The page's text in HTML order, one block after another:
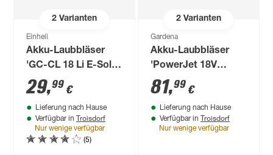
2Varianten
Einhell
Akku-Laubbläser
'GC-CL 18 Li E-Solo'
ohne Akku
29,99 €
Lieferung nach Hause
Verfügbar in Troisdorf
Nur wenige verfügbar
(5)
2Varianten
Gardena
Akku-Laubbläser
'PowerJet 18V
Power4All' ohne
Akku
81,99 €
Lieferung nach Hause
Verfügbar in Troisdorf
Nur wenige verfügbar